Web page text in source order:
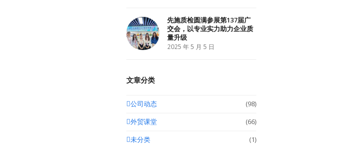
先施质检圆满参展第137届广
交会，以专业实力助力企业质
量升级
2025 年 5 月 5 日
文章分类
公司动态
(98)
外贸课堂
(66)
未分类
(1)